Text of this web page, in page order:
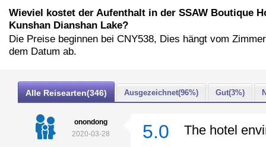
Wieviel kostet der Aufenthalt in der SSAW Boutique
Kunshan Dianshan Lake?
Die Preise beginnen bei CNY538, Dies hängt vom
dem Datum ab.
Alle Reisearten(346) Ausgezeichnet(96%) Gut(3%)
onondong
2020-03-28
5.0 The hotel